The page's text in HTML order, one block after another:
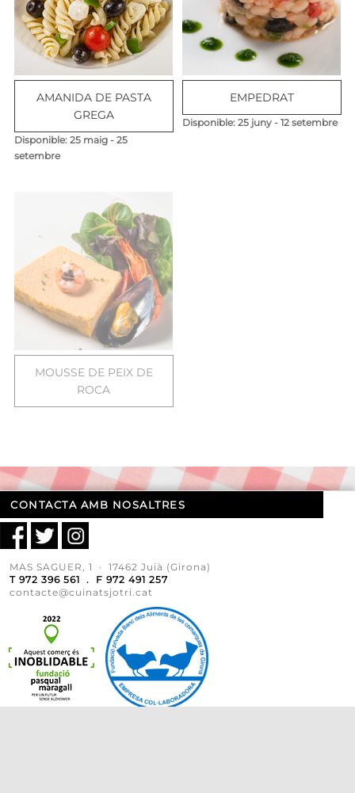
AMANIDA DE PASTA
GREGA
Disponible: 25 maig - 25
setembre
EMPEDRAT
Disponible: 25 juny - 12 setembre
MOUSSE DE PEIX DE
ROCA
CONTACTA AMB NOSALTRES
MAS SAGUER, 1 · 17462 Juià (Girona)
T 972 396 561 . F 972 491 257
contacte@cuinatsjotri.cat